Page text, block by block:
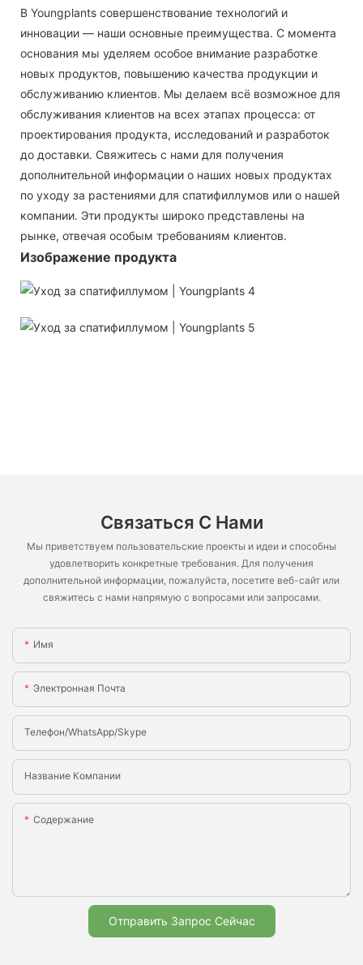
В Youngplants совершенствование технологий и
инновации — наши основные преимущества. С момента
основания мы уделяем особое внимание разработке
новых продуктов, повышению качества продукции и
обслуживанию клиентов. Мы делаем всё возможное для
обслуживания клиентов на всех этапах процесса: от
проектирования продукта, исследований и разработок
до доставки. Свяжитесь с нами для получения
дополнительной информации о наших новых продуктах
по уходу за растениями для спатифиллумов или о нашей
компании. Эти продукты широко представлены на
рынке, отвечая особым требованиям клиентов.
Изображение продукта
Связаться С Нами
Мы приветствуем пользовательские проекты и идеи и способны
удовлетворить конкретные требования. Для получения
дополнительной информации, пожалуйста, посетите веб-сайт или
свяжитесь с нами напрямую с вопросами или запросами.
Имя
Электронная Почта
Телефон/WhatsApp/Skype
Название Компании
Содержание
Отправить Запрос Сейчас